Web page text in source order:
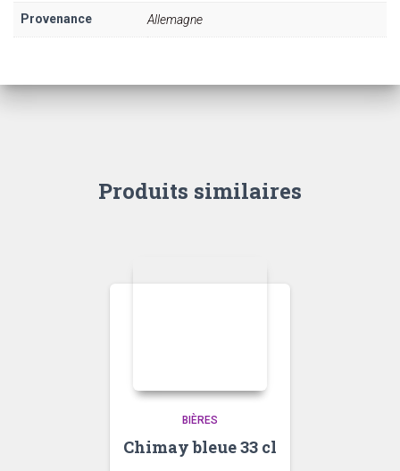
Provenance Allemagne
Produits similaires
BIÈRES
Chimay bleue 33 cl